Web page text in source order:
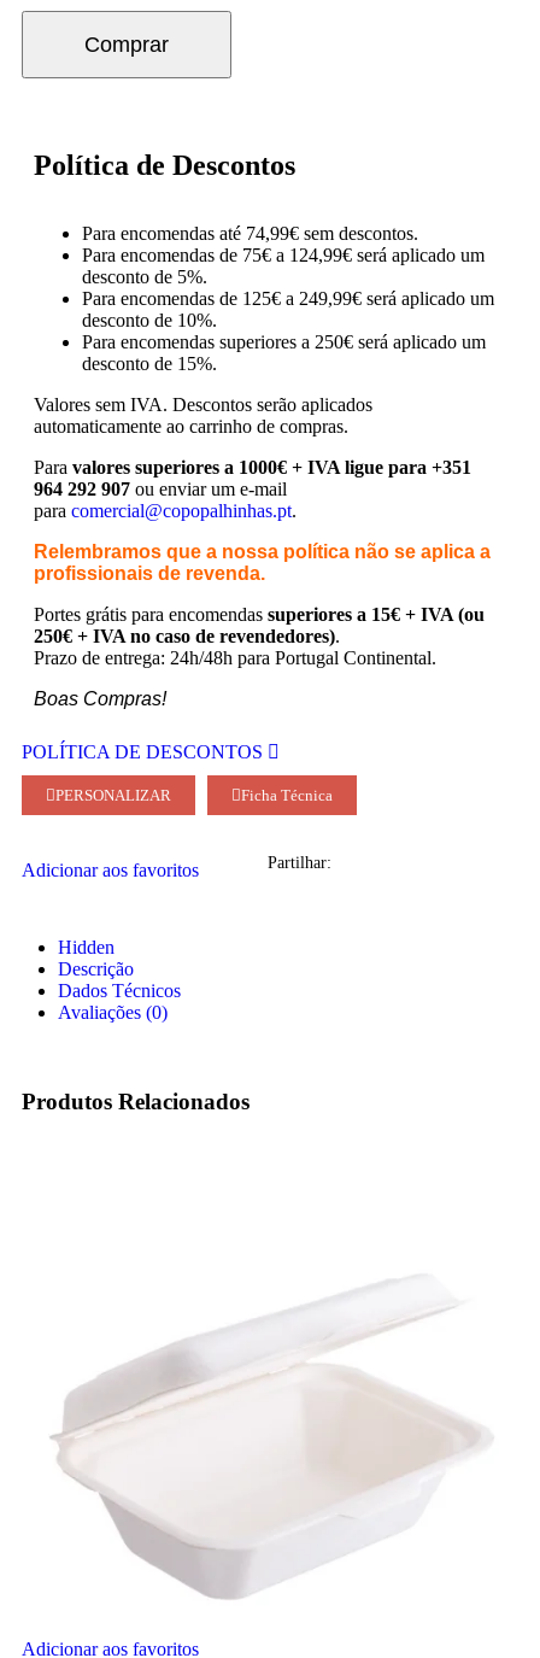
Comprar
Política de Descontos
Para encomendas até 74,99€ sem descontos.
Para encomendas de 75€ a 124,99€ será aplicado um
desconto de 5%.
Para encomendas de 125€ a 249,99€ será aplicado um
desconto de 10%.
Para encomendas superiores a 250€ será aplicado um
desconto de 15%.
Valores sem IVA. Descontos serão aplicados
automaticamente ao carrinho de compras.
Para valores superiores a 1000€ + IVA ligue para +351
964 292 907 ou enviar um e-mail
para comercial@copopalhinhas.pt.
Relembramos que a nossa política não se aplica a
profissionais de revenda.
Portes grátis para encomendas superiores a 15€ + IVA (ou
250€ + IVA no caso de revendedores).
Prazo de entrega: 24h/48h para Portugal Continental.
Boas Compras!
POLÍTICA DE DESCONTOS
PERSONALIZAR Ficha Técnica
Adicionar aos favoritos Partilhar:
Hidden
Descrição
Dados Técnicos
Avaliações (0)
Produtos Relacionados
Adicionar aos favoritos